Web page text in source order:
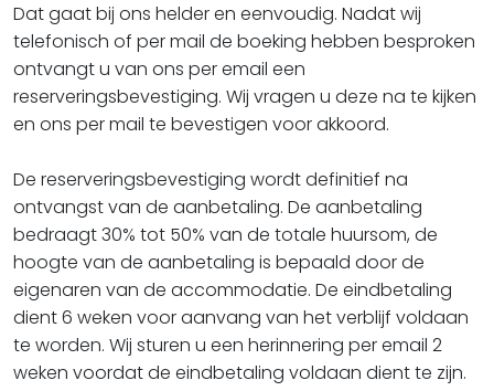
Dat gaat bij ons helder en eenvoudig. Nadat wij
telefonisch of per mail de boeking hebben besproken
ontvangt u van ons per email een
reserveringsbevestiging. Wij vragen u deze na te kijken
en ons per mail te bevestigen voor akkoord.
De reserveringsbevestiging wordt definitief na
ontvangst van de aanbetaling. De aanbetaling
bedraagt 30% tot 50% van de totale huursom, de
hoogte van de aanbetaling is bepaald door de
eigenaren van de accommodatie. De eindbetaling
dient 6 weken voor aanvang van het verblijf voldaan
te worden. Wij sturen u een herinnering per email 2
weken voordat de eindbetaling voldaan dient te zijn.